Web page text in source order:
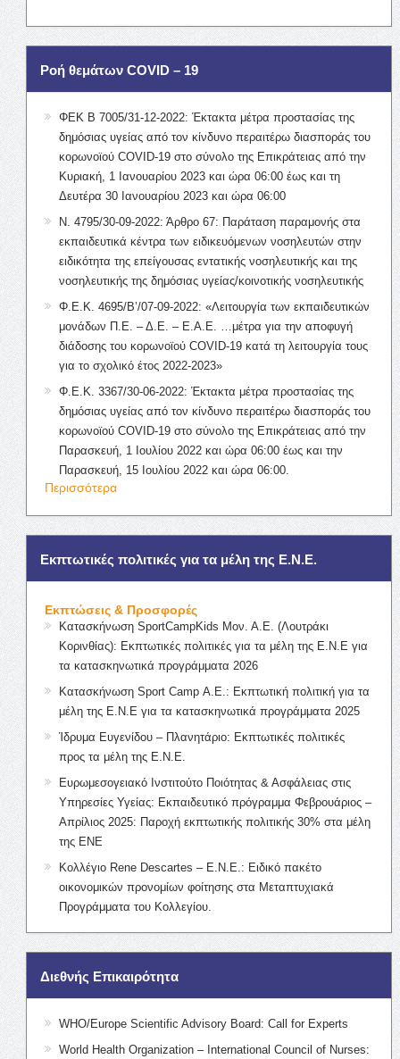
Ροή θεμάτων COVID – 19
ΦΕΚ Β 7005/31-12-2022: Έκτακτα μέτρα προστασίας της
δημόσιας υγείας από τον κίνδυνο περαιτέρω διασποράς του
κορωνοϊού COVID-19 στο σύνολο της Επικράτειας από την
Κυριακή, 1 Ιανουαρίου 2023 και ώρα 06:00 έως και τη
Δευτέρα 30 Ιανουαρίου 2023 και ώρα 06:00
Ν. 4795/30-09-2022: Άρθρο 67: Παράταση παραμονής στα
εκπαιδευτικά κέντρα των ειδικευόμενων νοσηλευτών στην
ειδικότητα της επείγουσας εντατικής νοσηλευτικής και της
νοσηλευτικής της δημόσιας υγείας/κοινοτικής νοσηλευτικής
Φ.Ε.Κ. 4695/Β’/07-09-2022: «Λειτουργία των εκπαιδευτικών
μονάδων Π.Ε. – Δ.Ε. – Ε.Α.Ε. …μέτρα για την αποφυγή
διάδοσης του κορωνοϊού COVID-19 κατά τη λειτουργία τους
για το σχολικό έτος 2022-2023»
Φ.Ε.Κ. 3367/30-06-2022: Έκτακτα μέτρα προστασίας της
δημόσιας υγείας από τον κίνδυνο περαιτέρω διασποράς του
κορωνοϊού COVID-19 στο σύνολο της Επικράτειας από την
Παρασκευή, 1 Ιουλίου 2022 και ώρα 06:00 έως και την
Παρασκευή, 15 Ιουλίου 2022 και ώρα 06:00.
Περισσότερα
Εκπτωτικές πολιτικές για τα μέλη της Ε.Ν.Ε.
Εκπτώσεις & Προσφορές
Κατασκήνωση SportCampKids Μον. Α.Ε. (Λουτράκι
Κορινθίας): Εκπτωτικές πολιτικές για τα μέλη της Ε.Ν.Ε για
τα κατασκηνωτικά προγράμματα 2026
Κατασκήνωση Sport Camp Α.Ε.: Εκπτωτική πολιτική για τα
μέλη της Ε.Ν.Ε για τα κατασκηνωτικά προγράμματα 2025
Ίδρυμα Ευγενίδου – Πλανητάριο: Εκπτωτικές πολιτικές
προς τα μέλη της Ε.Ν.Ε.
Ευρωμεσογειακό Ινστιτούτο Ποιότητας & Ασφάλειας στις
Υπηρεσίες Υγείας: Εκπαιδευτικό πρόγραμμα Φεβρουάριος –
Απρίλιος 2025: Παροχή εκπτωτικής πολιτικής 30% στα μέλη
της ΕΝΕ
Κολλέγιο Rene Descartes – Ε.Ν.Ε.: Ειδικό πακέτο
οικονομικών προνομίων φοίτησης στα Μεταπτυχιακά
Προγράμματα του Κολλεγίου.
Διεθνής Επικαιρότητα
WHO/Europe Scientific Advisory Board: Call for Experts
World Health Organization – International Council of Nurses: